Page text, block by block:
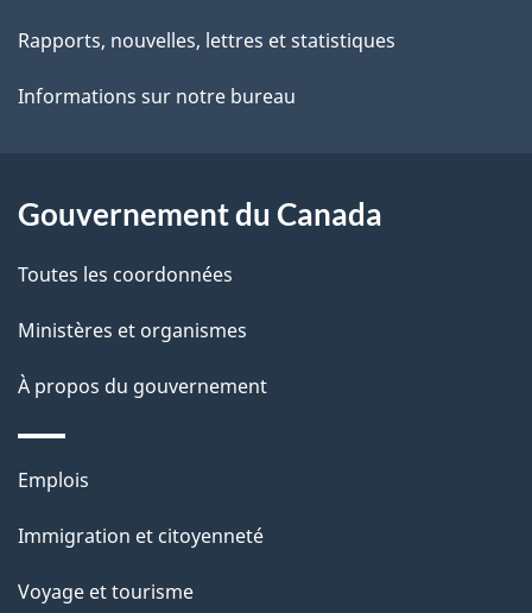
a
a
g
e
Rapports, nouvelles, lettres et statistiques
Informations sur notre bureau
Gouvernement du Canada
Toutes les coordonnées
Ministères et organismes
À propos du gouvernement
Thèmes
sujets
Emplois
Immigration et citoyenneté
Voyage et tourisme